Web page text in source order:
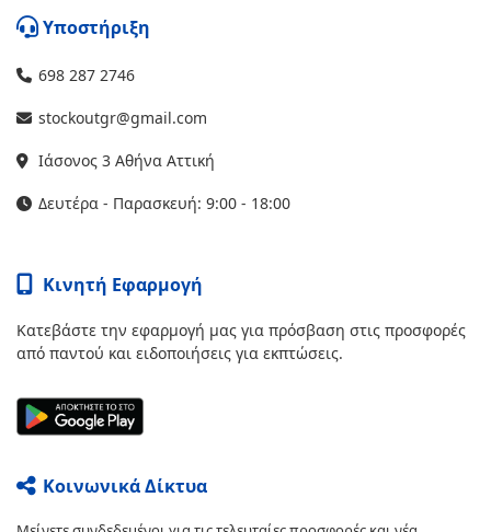
Υποστήριξη
698 287 2746
stockoutgr@gmail.com
Ιάσονος 3 Αθήνα Αττική
Δευτέρα - Παρασκευή: 9:00 - 18:00
Κινητή Εφαρμογή
Κατεβάστε την εφαρμογή μας για πρόσβαση στις προσφορές
από παντού και ειδοποιήσεις για εκπτώσεις.
Κοινωνικά Δίκτυα